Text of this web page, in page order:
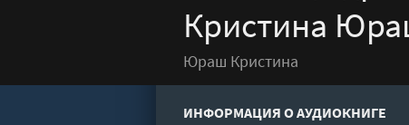
Кристина
Юраш Кристина
ИНФОРМАЦИЯ О АУДИОКНИГЕ